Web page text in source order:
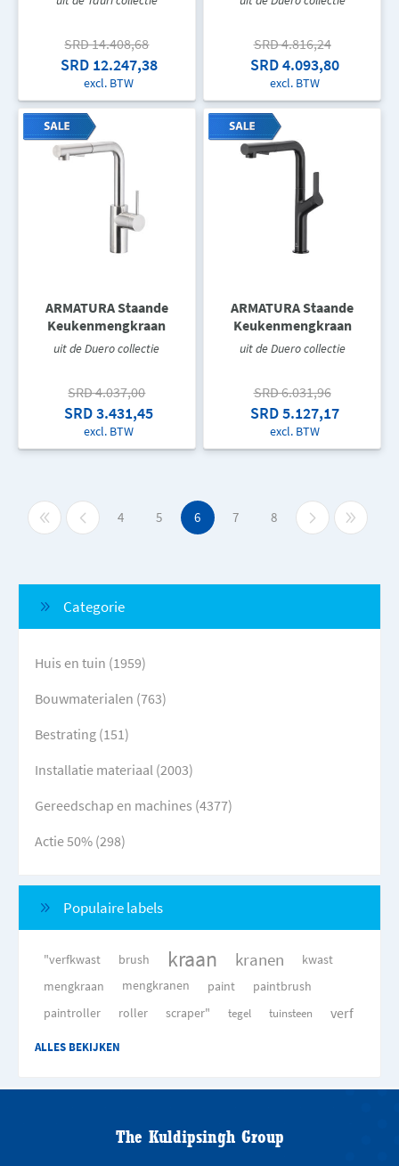
SRD 14.408,68
SRD 12.247,38
excl. BTW
SRD 4.816,24
SRD 4.093,80
excl. BTW
ARMATURA Staande
Keukenmengkraan
uit de Duero collectie
SRD 4.037,00
SRD 3.431,45
excl. BTW
ARMATURA Staande
Keukenmengkraan
uit de Duero collectie
SRD 6.031,96
SRD 5.127,17
excl. BTW
4 5 6 7 8
Categorie
Huis en tuin (1959)
Bouwmaterialen (763)
Bestrating (151)
Installatie materiaal (2003)
Gereedschap en machines (4377)
Actie 50% (298)
Populaire labels
"verfkwast brush kraan kranen
kwast
mengkraan
mengkranen paint
paintbrush
paintroller
roller scraper" tegel tuinsteen verf
ALLES BEKIJKEN
The Kuldipsingh Group